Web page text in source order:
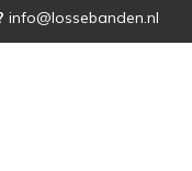
info@lossebanden.nl